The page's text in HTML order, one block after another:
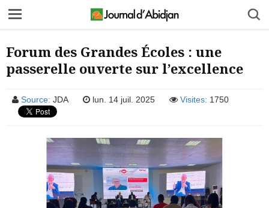
Forum des Grandes Écoles : une
passerelle ouverte sur l’excellence
Source: JDA lun. 14 juil. 2025 Visites: 1750